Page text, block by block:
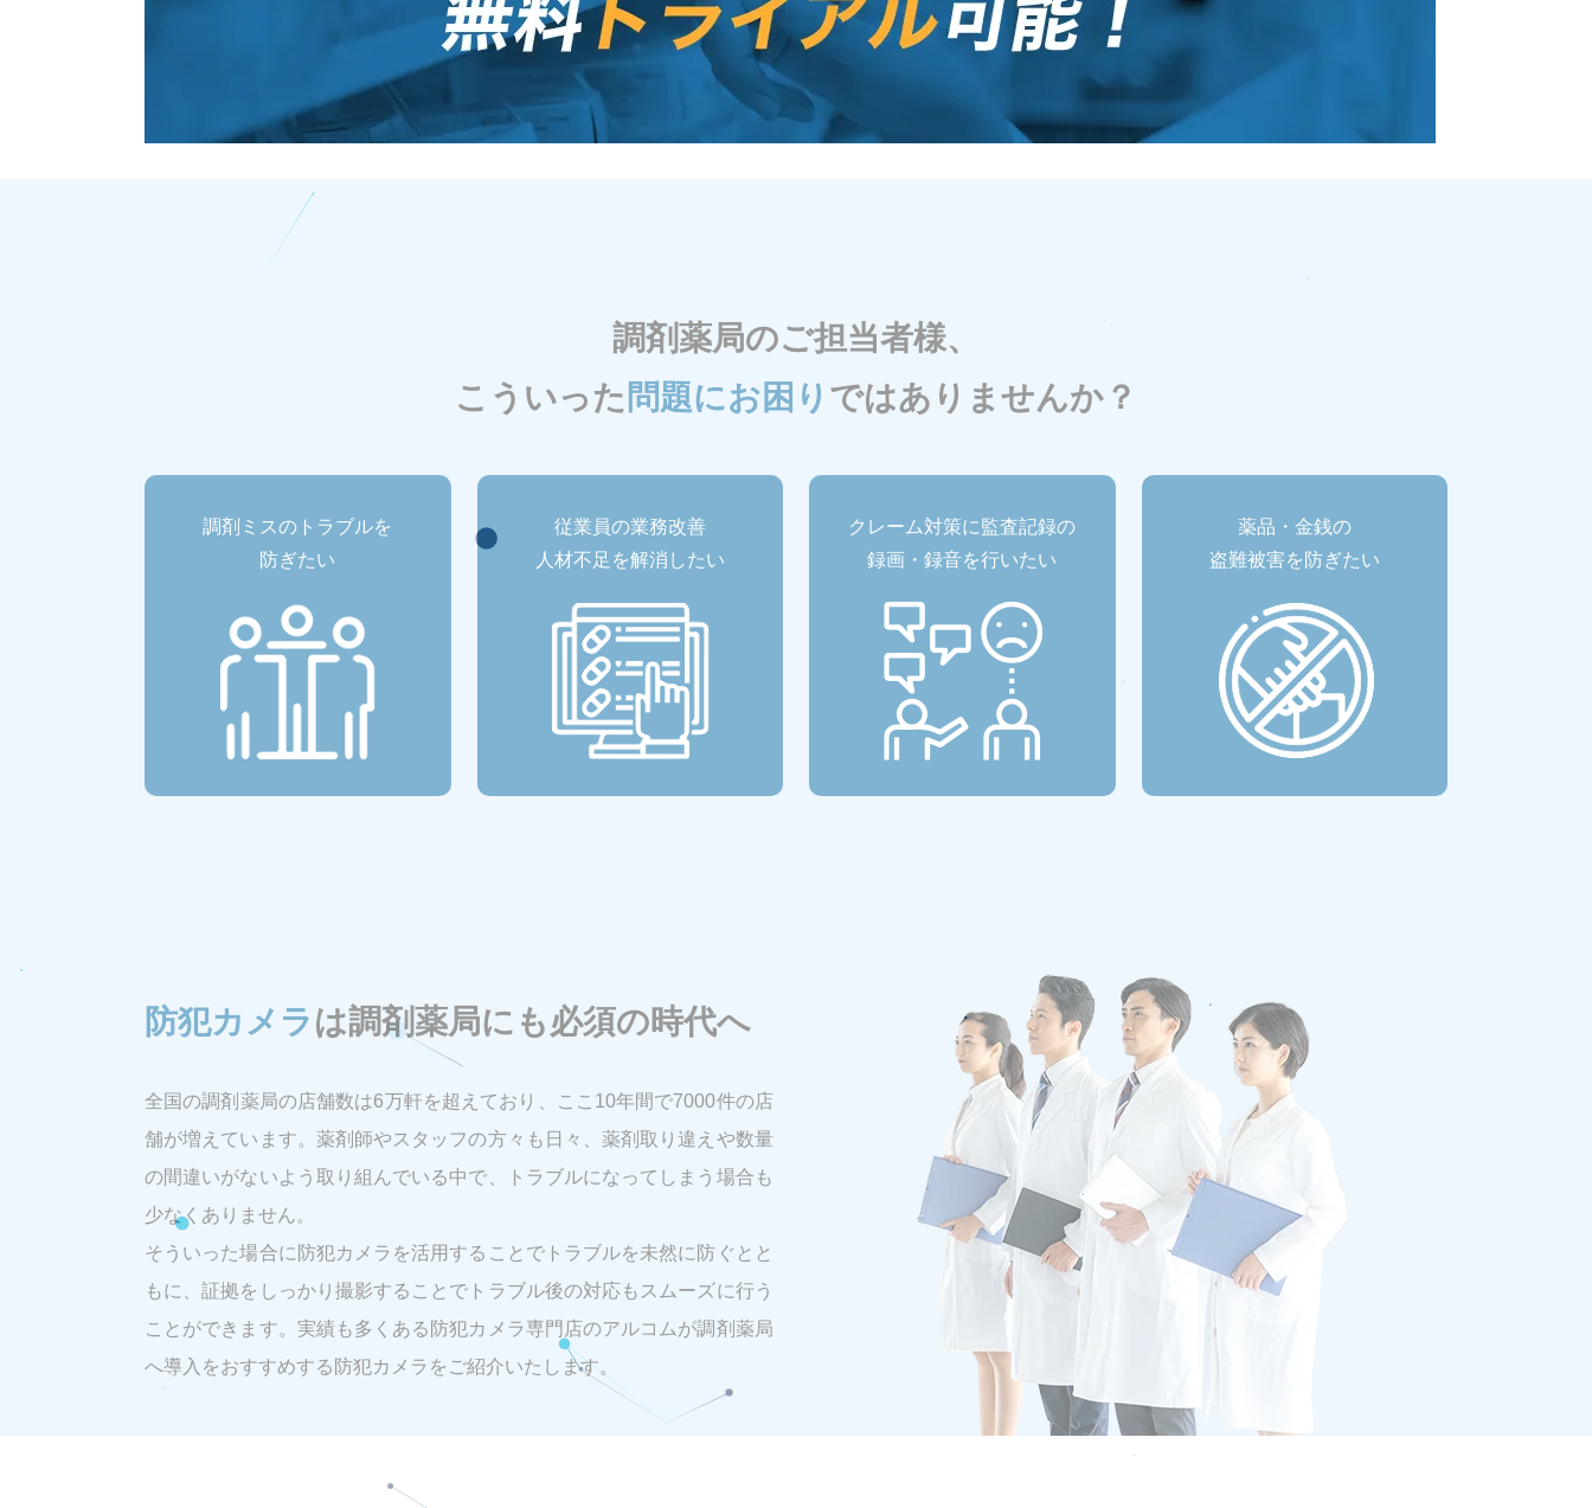
調剤薬局のご担当者様、
こういった 問題にお困り ではありませんか？
調剤ミスのトラブルを
防ぎたい
従業員の業務改善
人材不足を解消したい
クレーム対策に監査記録の
録画・録音を行いたい
薬品・金銭の
盗難被害を防ぎたい
防犯カメラは調剤薬局にも必須の時代へ
全国の調剤薬局の店舗数は6万軒を超えており、ここ10年間で7000件の店
舗が増えています。薬剤師やスタッフの方々も日々、薬剤取り違えや数量
の間違いがないよう取り組んでいる中で、トラブルになってしまう場合も
少なくありません。
そういった場合に防犯カメラを活用することでトラブルを未然に防ぐとと
もに、証拠をしっかり撮影することでトラブル後の対応もスムーズに行う
ことができます。実績も多くある防犯カメラ専門店のアルコムが調剤薬局
へ導入をおすすめする防犯カメラをご紹介いたします。